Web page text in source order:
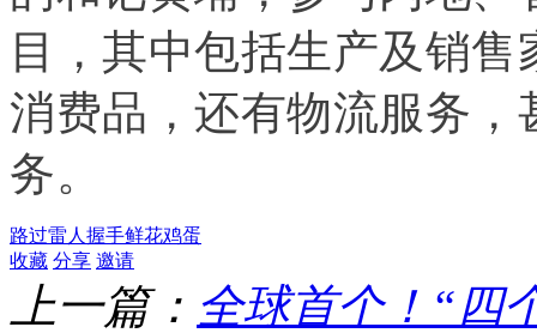
目，其中包括生产及销
消费品，还有物流服务
务。
路过雷人 握手鲜花鸡蛋
收藏 分享 邀请
上一篇： 全球首个！“四